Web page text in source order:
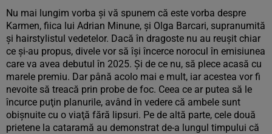
Nu mai lungim vorba şi vă spunem că este vorba despre
Karmen, fiica lui Adrian Minune, şi Olga Barcari, supranumită
şi hairstylistul vedetelor. Dacă în dragoste nu au reuşit chiar
ce şi-au propus, divele vor să îşi încerce norocul în emisiunea
care va avea debutul în 2025. Şi de ce nu, să plece acasă cu
marele premiu. Dar până acolo mai e mult, iar acestea vor fi
nevoite să treacă prin probe de foc. Ceea ce ar putea să le
încurce puţin planurile, având în vedere că ambele sunt
obişnuite cu o viaţă fără lipsuri. Pe de altă parte, cele două
prietene la cataramă au demonstrat de-a lungul timpului că